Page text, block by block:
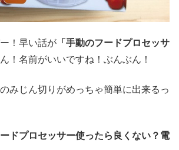
！早い話が 「手動のフードプロセッサ
！名前がいいですね！ぶんぶん！
みじん切りがめっちゃ簡単に出来るっ
ードプロセッサー使ったら良くない？電